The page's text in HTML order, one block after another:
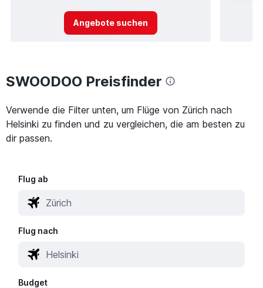
Angebote suchen
SWOODOO Preisfinder
Verwende die Filter unten, um Flüge von Zürich nach
Helsinki zu finden und zu vergleichen, die am besten zu
dir passen.
Flug ab
Flug nach
Budget